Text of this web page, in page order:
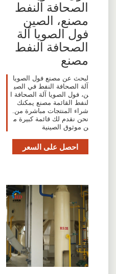
الصحافة النفط
مصنع، الصين
فول الصويا آلة
الصحافة النفط
مصنع
لبحث عن مصنع فول الصويا
آلة الصحافة النفط في الصي
ن، فول الصويا آلة الصحافة ا
لنفط القائمة مصنع يمكنك
شراء المنتجات مباشرة من.
نحن نقدم لك قائمة كبيرة م
ن موثوق الصينية
احصل على السعر